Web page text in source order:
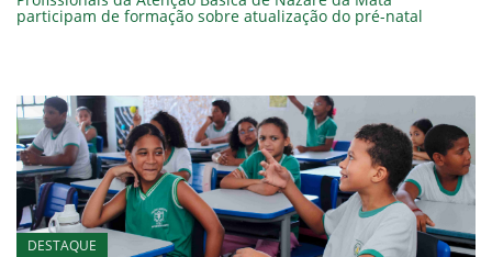
participam de formação sobre atualização do pré-natal
DESTAQUE